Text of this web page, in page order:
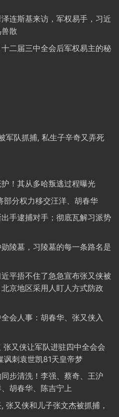
连斯基来访，军权易手，习近
散
二届三中全会后军权易主的秘
军队抓捕, 私生子辛奇又弄死
！其从多哈叛逃过程曝光
部分权力移交汪洋、胡春华
手逮捕对手；彻底瓦解习派势
陵墓，习陵墓的每一条路名是
平捂不住了急急宣布张又侠被
京地区采用人盯人方式防政
会人事：胡春华、张又侠入
又侠让军队进驻四中全会会
讽刺袁世凯81天皇帝梦
步清洗！李强、蔡奇、王沪
胡春华、陈吉宁上
张又侠和儿子张文杰被抓捕，